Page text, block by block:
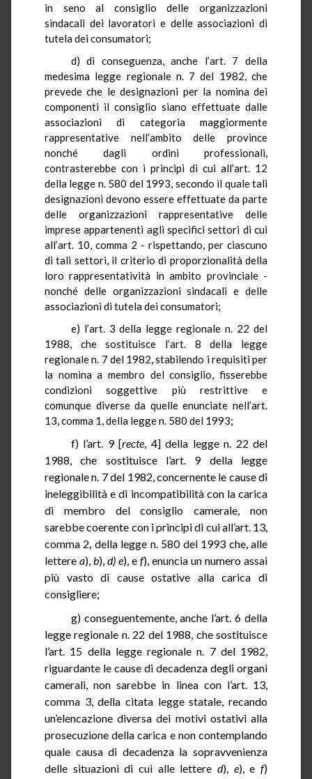
in seno al consiglio delle organizzazioni
sindacali dei lavoratori e delle associazioni di
tutela dei consumatori;
d) di conseguenza, anche l’art. 7 della
medesima legge regionale n. 7 del 1982, che
prevede che le designazioni per la nomina dei
componenti il consiglio siano effettuate dalle
associazioni di categoria maggiormente
rappresentative nell’ambito delle province
nonché dagli ordini professionali,
contrasterebbe con i principi di cui all’art. 12
della legge n. 580 del 1993, secondo il quale tali
designazioni devono essere effettuate da parte
delle organizzazioni rappresentative delle
imprese appartenenti agli specifici settori di cui
all’art. 10, comma 2 - rispettando, per ciascuno
di tali settori, il criterio di proporzionalità della
loro rappresentatività in ambito provinciale -
nonché delle organizzazioni sindacali e delle
associazioni di tutela dei consumatori;
e) l’art. 3 della legge regionale n. 22 del
1988, che sostituisce l’art. 8 della legge
regionale n. 7 del 1982, stabilendo i requisiti per
la nomina a membro del consiglio, fisserebbe
condizioni soggettive più restrittive e
comunque diverse da quelle enunciate nell’art.
13, comma 1, della legge n. 580 del 1993;
f) l’art. 9 [recte , 4] della legge n. 22 del
1988, che sostituisce l’art. 9della legge
regionale n. 7 del 1982, concernente le cause di
ineleggibilità e di incompatibilità con la carica
di membro del consiglio camerale, non
sarebbe coerente con i principi di cui all’art. 13,
comma 2, della legge n. 580 del 1993 che, alle
lettere a), b), d) e), e f), enuncia un numero assai
più vasto di cause ostative alla carica di
consigliere;
g) conseguentemente, anche l’art.6 della
legge regionale n. 22 del 1988, che sostituisce
l’art. 15 della legge regionale n. 7 del 1982,
riguardante le cause di decadenza degli organi
camerali, non sarebbe in linea con l’art. 13,
comma 3, della citata legge statale, recando
un’elencazione diversa dei motivi ostativi alla
prosecuzione della carica e non contemplando
quale causa di decadenza la sopravvenienza
delle situazioni di cui alle lettere d), e), ef)